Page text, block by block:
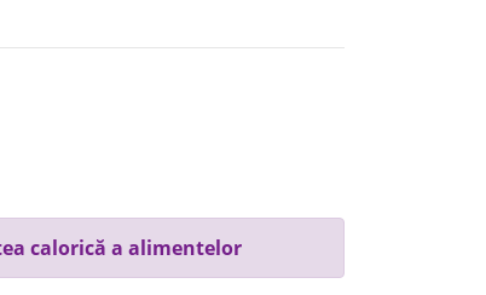
calorică a alimentelor